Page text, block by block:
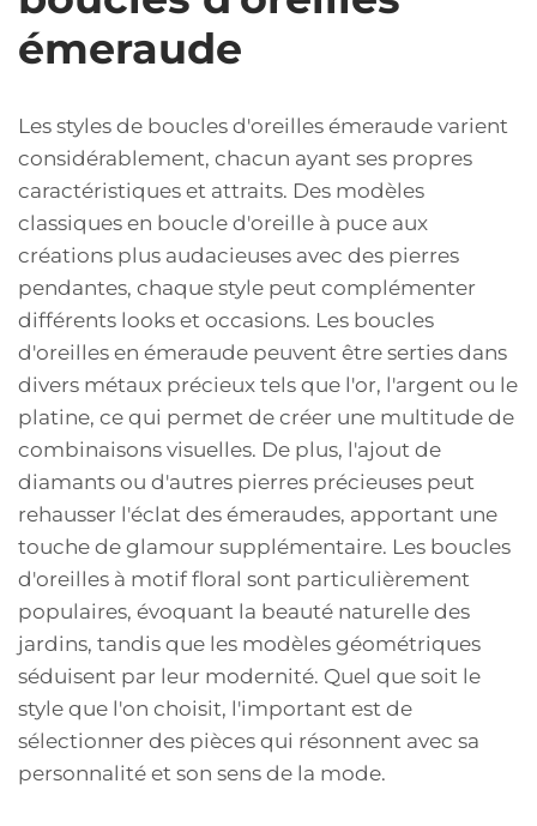
émeraude
Les styles de boucles d'oreilles émeraude varient
considérablement, chacun ayant ses propres
caractéristiques et attraits. Des modèles
classiques en boucle d'oreille à puce aux
créations plus audacieuses avec des pierres
pendantes, chaque style peut complémenter
différents looks et occasions. Les boucles
d'oreilles en émeraude peuvent être serties dans
divers métaux précieux tels que l'or, l'argent ou le
platine, ce qui permet de créer une multitude de
combinaisons visuelles. De plus, l'ajout de
diamants ou d'autres pierres précieuses peut
rehausser l'éclat des émeraudes, apportant une
touche de glamour supplémentaire. Les boucles
d'oreilles à motif floral sont particulièrement
populaires, évoquant la beauté naturelle des
jardins, tandis que les modèles géométriques
séduisent par leur modernité. Quel que soit le
style que l'on choisit, l'important est de
sélectionner des pièces qui résonnent avec sa
personnalité et son sens de la mode.